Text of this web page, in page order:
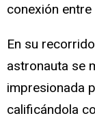
conexión
En su
astronauta se
impresionada
calificándola